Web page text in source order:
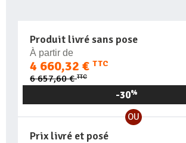
Produit livré sans pose
À partir de
4 660,32 € TTC
6 657,60 €TTC
-30%
OU
Prix livré et posé